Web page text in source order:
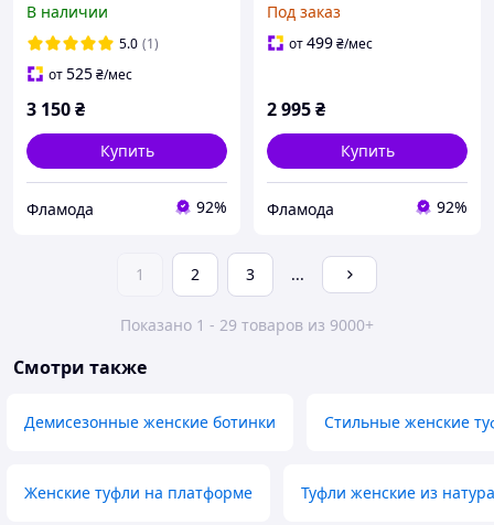
В наличии
5.0 (1)
от525₴/мес
3 150₴
Купить
Фламода 92%
Под заказ
от499₴/мес
2 995₴
Купить
Фламода 92%
1 2 3 ...
Показано 1 - 29 товаров из 9000+
Смотри также
Демисезонные женские ботинки Стильные женские
Женские туфли на платформе Туфли женские из